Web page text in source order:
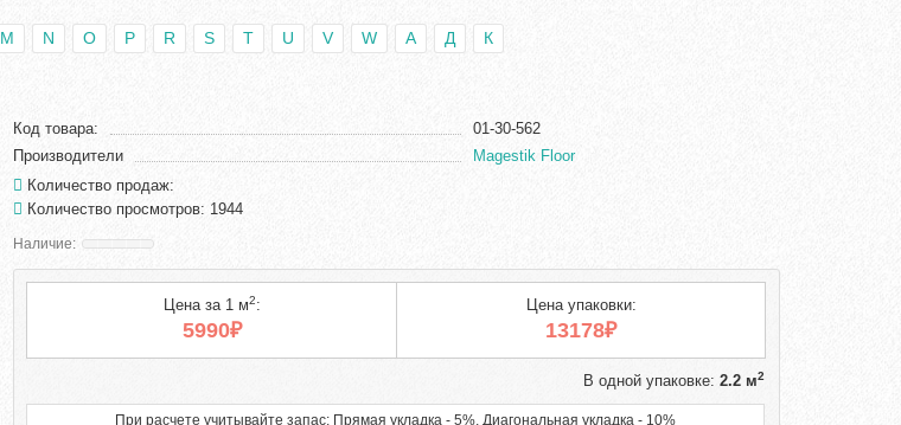
M N O P R S T U V W А Д К
Код товара:
01-30-562
Производители
Magestik Floor
Количество продаж:
Количество просмотров: 1944
Цена за 1 м2:
5990₽
Цена упаковки:
13178₽
В одной упаковке:2.2 м2
При расчете учитывайте запас: Прямая укладка - 5%, Диагональная укладка - 10%